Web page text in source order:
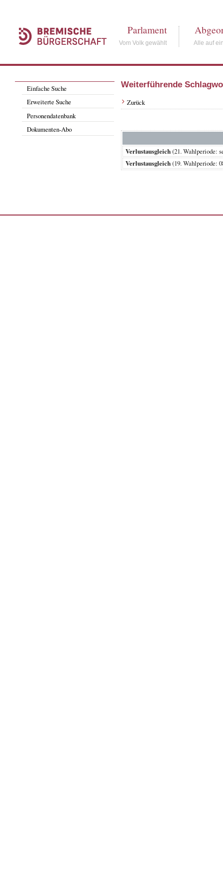
Parlament
Vom Volk gewählt Alle auf
Einfache Suche
Erweiterte Suche
Personendatenbank
Dokumenten-Abo
Weiterführende
Zurück
Verlustausgleich(21.
Verlustausgleich(19.